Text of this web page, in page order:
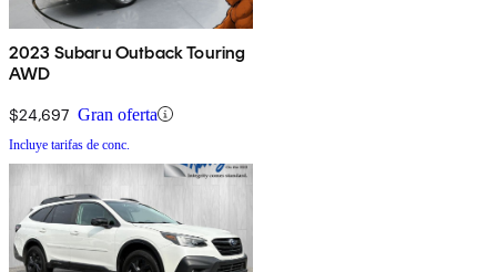
2023 Subaru Outback Touring
AWD
$24,697 Gran oferta
Incluye tarifas de conc.